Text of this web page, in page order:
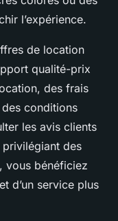
l’expérience.
de location
qualité-prix
des frais
conditions
les avis clients
des
vous bénéficiez
d’un service plus